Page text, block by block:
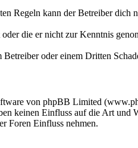
Regeln kann der Betreiber dich
die er nicht zur Kenntnis
oder einem Dritten
von phpBB Limited
keinen Einfluss auf die Art und
Foren Einfluss nehmen.